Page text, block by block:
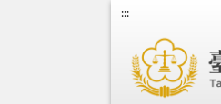
:::